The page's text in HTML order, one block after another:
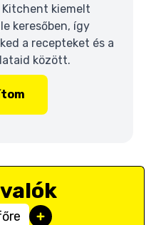
kiemelt
keresőben, így
a recepteket és a
között.